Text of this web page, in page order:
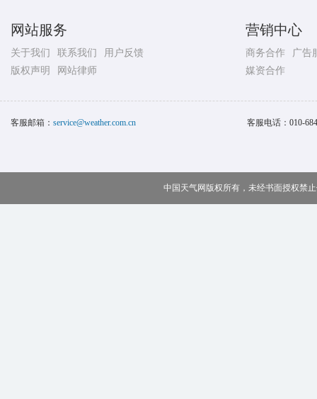
网站服务
关于我们 联系我们
用户反馈
版权声明
网站律师
营销中心
商务合作
广告
媒资合作
客服邮箱： service@weather.com.cn 客服电话： 010-
中国天气网版权所有，未经书面授权